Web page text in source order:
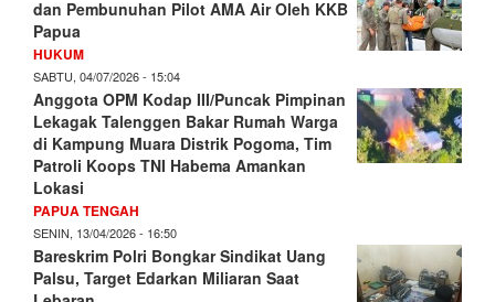
dan Pembunuhan Pilot AMA Air Oleh KKB
Papua
HUKUM
SABTU, 04/07/2026 - 15:04
Anggota OPM Kodap III/Puncak Pimpinan
Lekagak Talenggen Bakar Rumah Warga
di Kampung Muara Distrik Pogoma, Tim
Patroli Koops TNI Habema Amankan
Lokasi
PAPUA TENGAH
SENIN, 13/04/2026 - 16:50
Bareskrim Polri Bongkar Sindikat Uang
Palsu, Target Edarkan Miliaran Saat